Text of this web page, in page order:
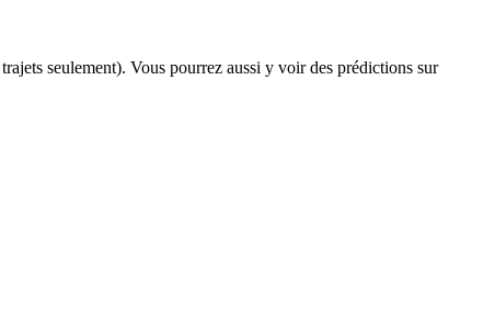
seulement). Vous pourrez aussi y voir des prédictions sur